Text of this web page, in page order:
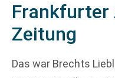
Frankfurter
Zeitung
Das war Brechts